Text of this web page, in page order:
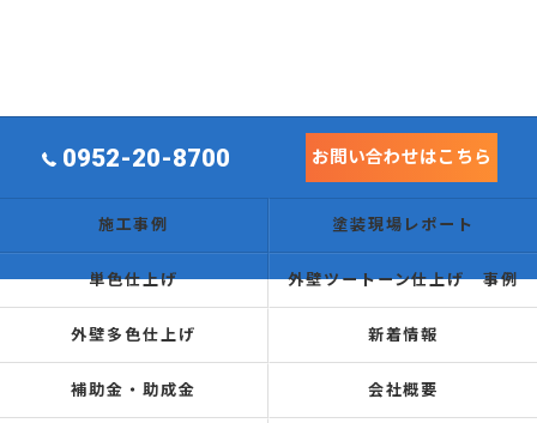
0952-20-8700 お問い合わせはこちら
施工事例 塗装現場レポート
単色仕上げ 外壁ツートーン仕上げ 事例
外壁多色仕上げ 新着情報
補助金・助成金 会社概要